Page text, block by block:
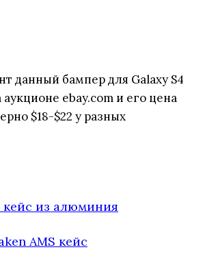
данный бампер для Galaxy S4
ebay.com и его цена
$18-$22 у разных
из алюминия
AMS кейс